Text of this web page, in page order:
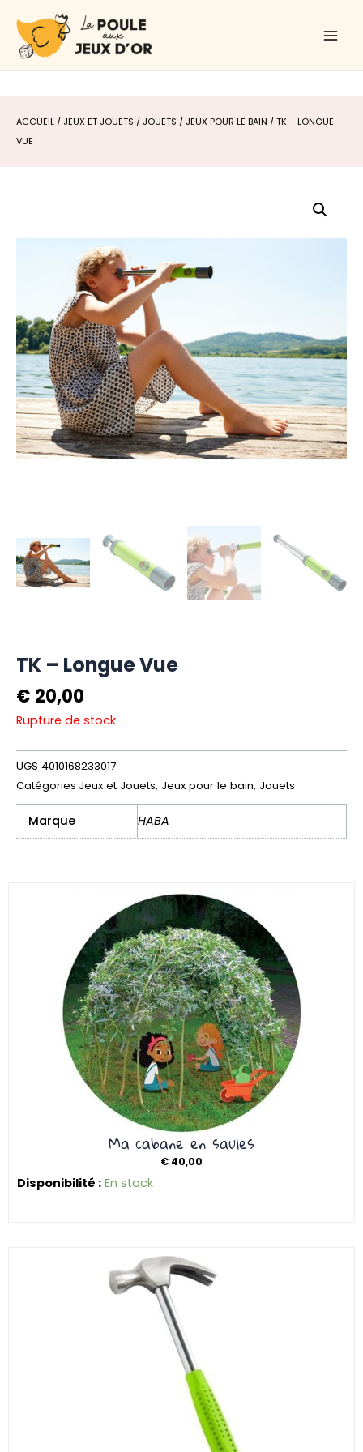
contenu
ACCUEIL / JEUX ET JOUETS / JOUETS / JEUX POUR LE BAIN / TK – LONGUE
VUE
TK – Longue Vue
€ 20,00
Rupture de stock
UGS 4010168233017
Catégories Jeux et Jouets, Jeux pour le bain, Jouets
Marque HABA
Ma cabane en saules
€ 40,00
Disponibilité : En stock